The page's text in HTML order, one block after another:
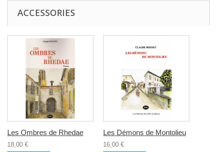
ACCESSORIES
Les Ombres de Rhedae
18,00 €
Les Démons de Montolieu
16,00 €